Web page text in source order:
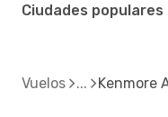
Ciudades populares
Vuelos Kenmore